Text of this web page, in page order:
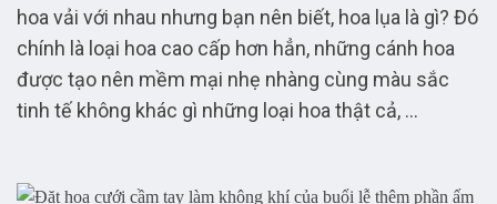
hoa vải với nhau nhưng bạn nên biết, hoa lụa là gì? Đó
chính là loại hoa cao cấp hơn hẳn, những cánh hoa
được tạo nên mềm mại nhẹ nhàng cùng màu sắc
tinh tế không khác gì những loại hoa thật cả, ...